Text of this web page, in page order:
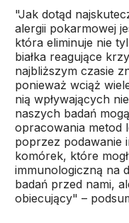
"Jak dotąd
alergii pokarmowej
która eliminuje nie
białka reagujące
najbliższym czasie
ponieważ wciąż
nią wpływających
naszych badań
opracowania metod
poprzez podawanie
komórek, które
immunologiczną na
badań przed nami,
obiecujący" –